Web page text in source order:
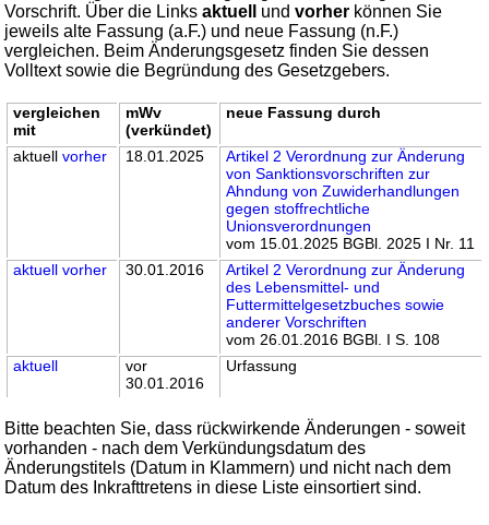
Vorschrift. Über die Linksaktuell undvorher können Sie
jeweils alte Fassung (a.F.) und neue Fassung (n.F.)
vergleichen. Beim Änderungsgesetz finden Sie dessen
Volltext sowie die Begründung des Gesetzgebers.
vergleichen
mit
mWv
(verkündet)
neue Fassung durch
aktuellvorher 18.01.2025
Artikel 2 Verordnung zur Änderung
von Sanktionsvorschriften zur
Ahndung von Zuwiderhandlungen
gegen stoffrechtliche
Unionsverordnungen
vom 15.01.2025 BGBl. 2025 I Nr. 11
aktuell vorher 30.01.2016
Artikel 2 Verordnung zur Änderung
des Lebensmittel- und
Futtermittelgesetzbuches sowie
anderer Vorschriften
vom 26.01.2016 BGBl. I S. 108
aktuell
vor
30.01.2016
Urfassung
Bitte beachten Sie, dass rückwirkende Änderungen - soweit
vorhanden - nach dem Verkündungsdatum des
Änderungstitels (Datum in Klammern) und nicht nach dem
Datum des Inkrafttretens in diese Liste einsortiert sind.